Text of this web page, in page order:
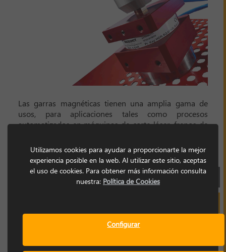
Las garras magnéticas tienen una amplia gama de
usos, para aplicaciones tales como procesos
automatizados en máquinas de corte láser, frenos de
en las industria automotriz y de procesamiento de
placas.
Utilizamos cookies para ayudar a proporcionarte la mejor
experiencia posible en la web. Al utilizar este sitio, aceptas
el uso de cookies. Para obtener más información consulta
nuestra: Política de Cookies
Configurar